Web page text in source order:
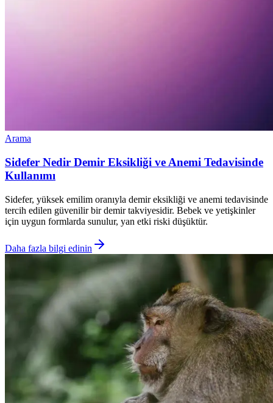
Arama
Sidefer Nedir Demir Eksikliği ve Anemi Tedavisinde
Kullanımı
Sidefer, yüksek emilim oranıyla demir eksikliği ve anemi tedavisinde
tercih edilen güvenilir bir demir takviyesidir. Bebek ve yetişkinler
için uygun formlarda sunulur, yan etki riski düşüktür.
Daha fazla bilgi edinin